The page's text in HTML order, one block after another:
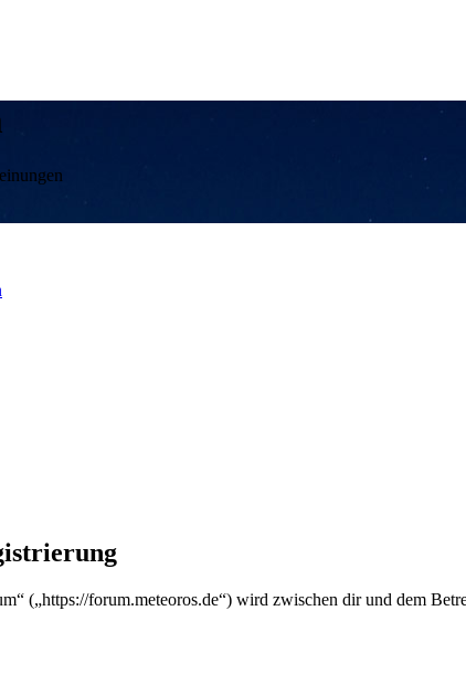
(„https://forum.meteoros.de“) wird zwischen dir und dem